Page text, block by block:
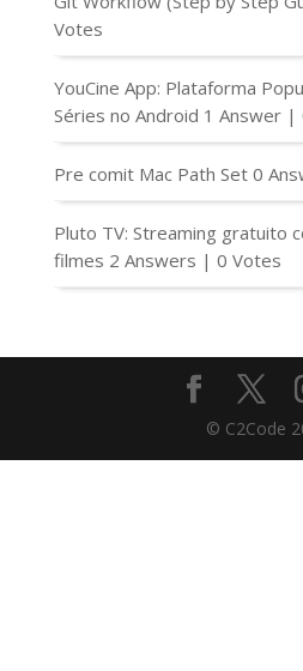
Votes
YouCine App: Plataforma
Séries no Android 1 Answer |
Pre comit Mac Path Set 0
Pluto TV: Streaming gratuito
filmes 2 Answers | 0 Votes
© C2Code